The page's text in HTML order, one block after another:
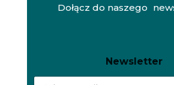
Dołącz do naszego
e
w
e
w
Newsletter